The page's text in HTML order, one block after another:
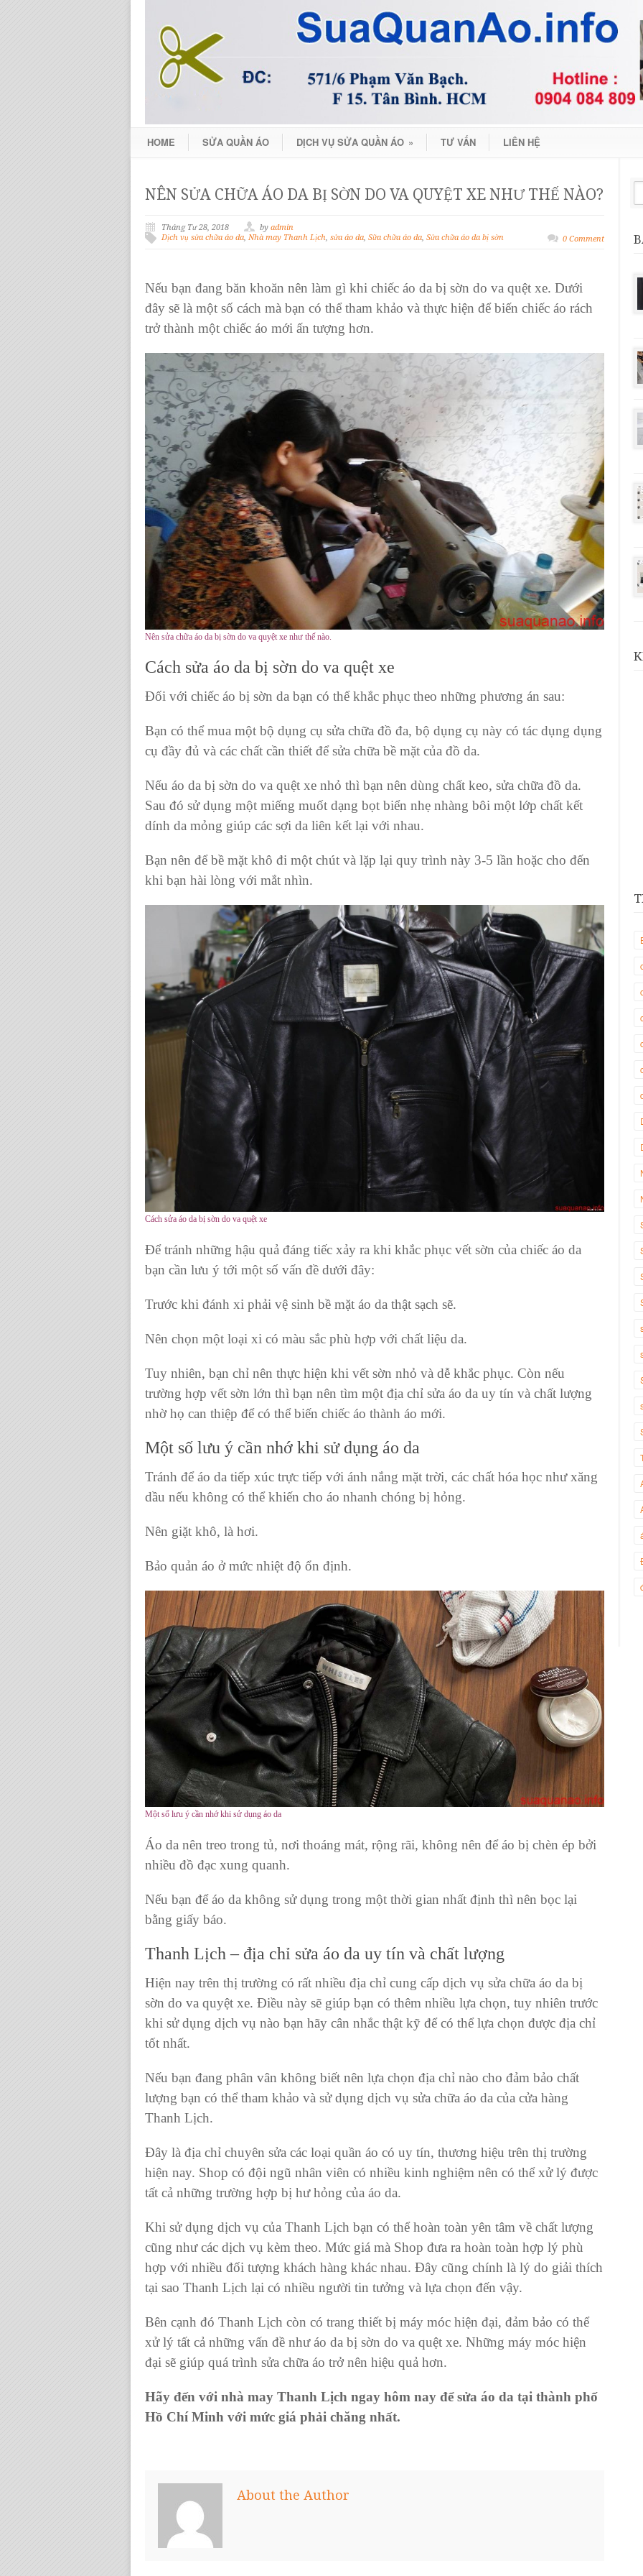
HOME SỬA QUẦN ÁO DỊCH VỤ SỬA QUẦN ÁO » TƯ VẤN LIÊN HỆ
NÊN SỬA CHỮA ÁO DA BỊ SỜN DO VA QUYỆT XE NHƯ THẾ NÀO?
Tháng Tư 28, 2018 by admin
Dịch vụ sửa chữa áo da, Nhà may Thanh Lịch, sửa áo da, Sữa chữa áo da, Sửa chữa áo da bị sờn 0 Comment
Nếu bạn đang băn khoăn nên làm gì khi chiếc áo da bị sờn do va quệt xe. Dưới
đây sẽ là một số cách mà bạn có thể tham khảo và thực hiện để biến chiếc áo rách
trở thành một chiếc áo mới ấn tượng hơn.
Nên sửa chữa áo da bị sờn do va quyệt xe như thế nào.
Cách sửa áo da bị sờn do va quệt xe
Đối với chiếc áo bị sờn da bạn có thể khắc phục theo những phương án sau:
Bạn có thể mua một bộ dụng cụ sửa chữa đồ đa, bộ dụng cụ này có tác dụng dụng
cụ đầy đủ và các chất cần thiết để sửa chữa bề mặt của đồ da.
Nếu áo da bị sờn do va quệt xe nhỏ thì bạn nên dùng chất keo, sửa chữa đồ da.
Sau đó sử dụng một miếng muốt dạng bọt biển nhẹ nhàng bôi một lớp chất kết
dính da mỏng giúp các sợi da liên kết lại với nhau.
Bạn nên để bề mặt khô đi một chút và lặp lại quy trình này 3-5 lần hoặc cho đến
khi bạn hài lòng với mắt nhìn.
Cách sửa áo da bị sờn do va quệt xe
Để tránh những hậu quả đáng tiếc xảy ra khi khắc phục vết sờn của chiếc áo da
bạn cần lưu ý tới một số vấn đề dưới đây:
Trước khi đánh xi phải vệ sinh bề mặt áo da thật sạch sẽ.
Nên chọn một loại xi có màu sắc phù hợp với chất liệu da.
Tuy nhiên, bạn chỉ nên thực hiện khi vết sờn nhỏ và dễ khắc phục. Còn nếu
trường hợp vết sờn lớn thì bạn nên tìm một địa chỉ sửa áo da uy tín và chất lượng
nhờ họ can thiệp để có thể biến chiếc áo thành áo mới.
Một số lưu ý cần nhớ khi sử dụng áo da
Tránh để áo da tiếp xúc trực tiếp với ánh nắng mặt trời, các chất hóa học như xăng
dầu nếu không có thể khiến cho áo nhanh chóng bị hỏng.
Nên giặt khô, là hơi.
Bảo quản áo ở mức nhiệt độ ổn định.
Một số lưu ý cần nhớ khi sử dụng áo da
Áo da nên treo trong tủ, nơi thoáng mát, rộng rãi, không nên để áo bị chèn ép bởi
nhiều đồ đạc xung quanh.
Nếu bạn đểáo da không sử dụng trong một thời gian nhất định thì nên bọc lại
bằng giấy báo.
Thanh Lịch – địa chỉ sửa áo da uy tín và chất lượng
Hiện nay trên thị trường có rất nhiều địa chỉ cung cấp dịch vụ sửa chữa áo da bị
sờn do va quyệt xe. Điều này sẽ giúp bạn có thêm nhiều lựa chọn, tuy nhiên trước
khi sử dụng dịch vụ nào bạn hãy cân nhắc thật kỹ để có thể lựa chọn được địa chỉ
tốt nhất.
Nếu bạn đang phân vân không biết nên lựa chọn địa chỉ nào cho đảm bảo chất
lượng bạn có thể tham khảo và sử dụng dịch vụ sửa chữa áo da của cửa hàng
Thanh Lịch.
Đây là địa chỉ chuyên sửa các loại quần áo có uy tín, thương hiệu trên thị trường
hiện nay. Shop có đội ngũ nhân viên có nhiều kinh nghiệm nên có thể xử lý được
tất cả những trường hợp bị hư hỏng của áo da.
Khi sử dụng dịch vụ của Thanh Lịch bạn có thể hoàn toàn yên tâm về chất lượng
cũng như các dịch vụ kèm theo. Mức giá mà Shop đưa ra hoàn toàn hợp lý phù
hợp với nhiều đối tượng khách hàng khác nhau. Đây cũng chính là lý do giải thích
tại sao Thanh Lịch lại có nhiều người tin tưởng và lựa chọn đến vậy.
Bên cạnh đó Thanh Lịch còn có trang thiết bị máy móc hiện đại, đảm bảo có thể
xử lý tất cả những vấn đề nhưáo da bị sờn do va quệt xe. Những máy móc hiện
đại sẽ giúp quá trình sửa chữa áo trở nên hiệu quả hơn.
Hãy đến với nhà may Thanh Lịch ngay hôm nay để sửa áo da tại thành phố
Hồ Chí Minh với mức giá phải chăng nhất.
About the Author